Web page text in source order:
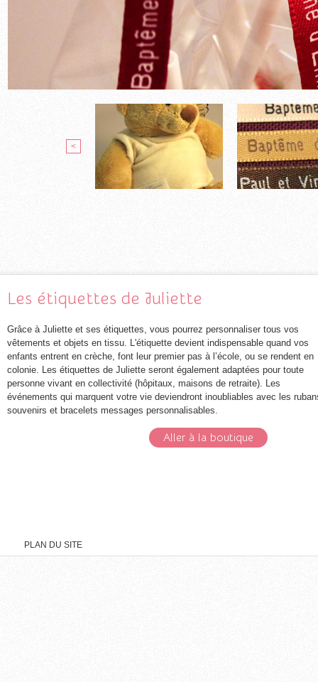
<
Les étiquettes de Juliette
Grâce à Juliette et ses étiquettes, vous pourrez personnaliser tous vos
vêtements et objets en tissu. L'étiquette devient indispensable quand vos
enfants entrent en crèche, font leur premier pas à l’école, ou se rendent en
colonie. Les étiquettes de Juliette seront également adaptées pour toute
personne vivant en collectivité (hôpitaux, maisons de retraite). Les
événements qui marquent votre vie deviendront inoubliables avec les
souvenirs et bracelets messages personnalisables.
Aller à la boutique
PLAN DU SITE